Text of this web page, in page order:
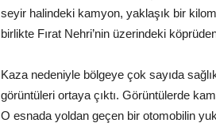
seyir halindeki kamyon, yaklaşık bir
birlikte Fırat Nehri’nin üzerindeki
Kaza nedeniyle bölgeye çok sayıda
görüntüleri ortaya çıktı. Görüntülerde
O esnada yoldan geçen bir otomobilin